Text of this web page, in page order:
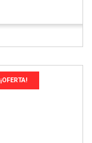
¡OFERTA!